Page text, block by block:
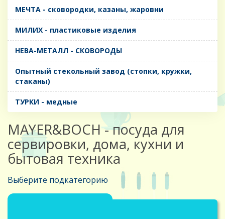
МЕЧТА - сковородки, казаны, жаровни
МИЛИХ - пластиковые изделия
НЕВА-МЕТАЛЛ - СКОВОРОДЫ
Опытный стекольный завод (стопки, кружки,
стаканы)
ТУРКИ - медные
MAYER&BOCH - посуда для
сервировки, дома, кухни и
бытовая техника
Выберите подкатегорию